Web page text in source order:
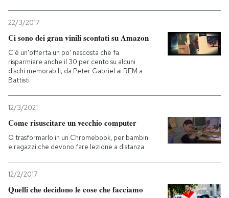
22/3/2017
Ci sono dei gran vinili scontati su Amazon
C'è un'offerta un po' nascosta che fa
risparmiare anche il 30 per cento su alcuni
dischi memorabili, da Peter Gabriel ai REM a
Battisti
12/3/2021
Come risuscitare un vecchio computer
O trasformarlo in un Chromebook, per bambini
e ragazzi che devono fare lezione a distanza
12/2/2017
Quelli che decidono le cose che facciamo